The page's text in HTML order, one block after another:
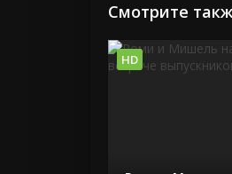
Смотрите
HD